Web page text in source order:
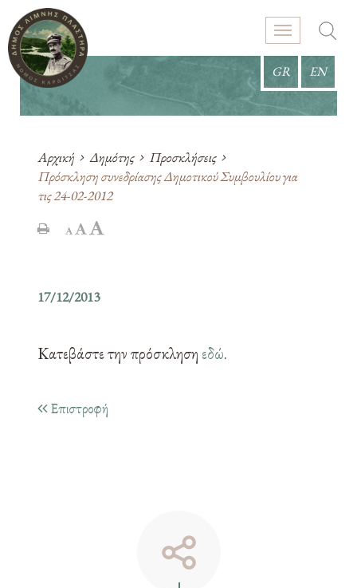
GR EN
Αρχική Δημότης
Προσκλήσεις
Πρόσκληση συνεδρίασης Δημοτικού Συμβουλίου για
τις 24-02-2012
17/12/2013
Κατεβάστε την πρόσκληση εδώ.
Επιστροφή